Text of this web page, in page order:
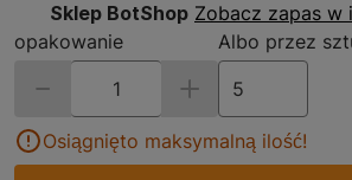
Sklep BotShop Zobacz zapas w
opakowanie
Albo przez
Osiągnięto maksymalną ilość!